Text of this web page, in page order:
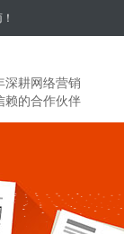
深耕网络营销
赖的合作伙伴